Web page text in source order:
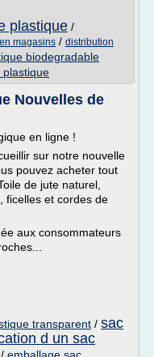
plastique /
magasins / distribution
biodegradable
plastique
Nouvelles de
en ligne !
sur notre nouvelle
pouvez acheter tout
de jute naturel,
ficelles et cordes de
aux consommateurs
transparent / sac
d un sac